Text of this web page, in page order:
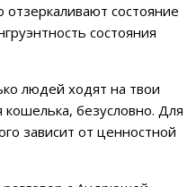
отзеркаливают состояние
состояния
людей ходят на твои
безусловно. Для
зависит от ценностной